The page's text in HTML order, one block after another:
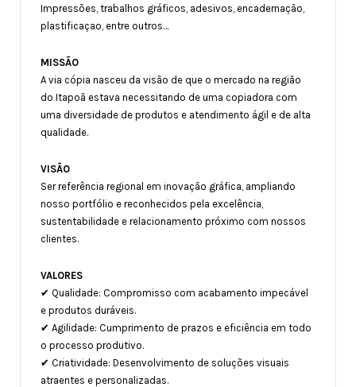
Impressões, trabalhos gráficos, adesivos, encadernação,
plastificaçao, entre outros…
MISSÃO
A via cópia nasceu da visão de que o mercado na região
do Itapoã estava necessitando de uma copiadora com
uma diversidade de produtos e atendimento ágil e de alta
qualidade.
VISÃO
Ser referência regional em inovação gráfica, ampliando
nosso portfólio e reconhecidos pela excelência,
sustentabilidade e relacionamento próximo com nossos
clientes.
VALORES
✔ Qualidade: Compromisso com acabamento impecável
e produtos duráveis.
✔ Agilidade: Cumprimento de prazos e eficiência em todo
o processo produtivo.
✔ Criatividade: Desenvolvimento de soluções visuais
atraentes e personalizadas.